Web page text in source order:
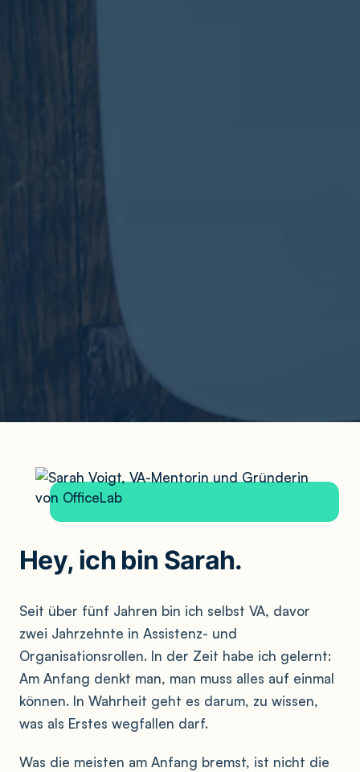
Hey, ich bin Sarah.
Seit über fünf Jahren bin ich selbst VA, davor
zwei Jahrzehnte in Assistenz- und
Organisationsrollen. In der Zeit habe ich gelernt:
Am Anfang denkt man, man muss alles auf einmal
können. In Wahrheit geht es darum, zu wissen,
was als Erstes wegfallen darf.
Was die meisten am Anfang bremst, ist nicht die